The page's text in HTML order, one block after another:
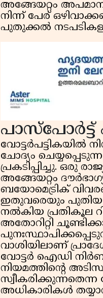
അങ്ങേയറ്റം
നിന്ന് പേര്
പുതുക്കൽ
വോട്ടർപട്ടികയിൽ
ചോദ്യം
പ്രകടിപ്പിച്ചു. ഒരു
അങ്ങേയറ്റം
ബയോമെട്രിക്
ഇതുവരെയും പുതിയ
നൽകിയ പ്രതികൂല
അതോറിറ്റി
വാശിയിലാണ്
വോട്ടർ ഐഡി
നിയമത്തിന്റെ
അധികാരികൾ